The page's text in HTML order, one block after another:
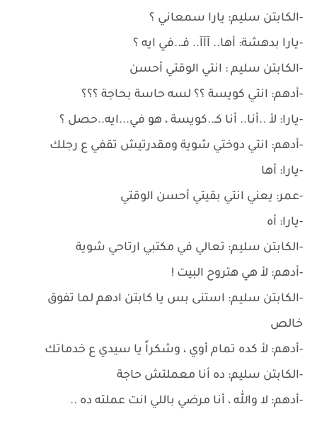
-الكابتن سليم: يارا سمعاني ؟
-يارا بدهشة: أها.. آآآ.. فـ..في ايه ؟
-الكابتن سليم : انتي الوقتي أحسن
-أدهم: انتي كويسة ؟؟ لسه حاسة بحاجة ؟؟؟
-يارا: لأ ..أنا.. أنا كـ..كويسة ، هو في...ايه..حصل ؟
-أدهم: انتي دوختي شوية ومقدرتيش تقفي ع رجلك
-يارا: أها
-عمر: يعني انتي بقيتي أحسن الوقتي
-يارا: أه
-الكابتن سليم: تعالي في مكتبي ارتاحي شوية
-أدهم: لأ هي هتروح البيت !
-الكابتن سليم: استنى بس يا كابتن ادهم لما تفوق
خالص
-أدهم: لأ كده تمام أوي ، وشكراً يا سيدي ع خدماتك
-الكابتن سليم: ده أنا معملتش حاجة
-أدهم: لا والله ، أنا مرضي باللي انت عملته ده ..